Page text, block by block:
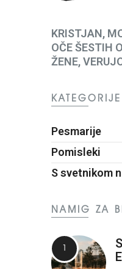
KRISTJAN,
OČE ŠESTIH
ŽENE,
KATEGORIJE
Pesmarije
Pomisleki
S svetnikom
NAMIG ZA